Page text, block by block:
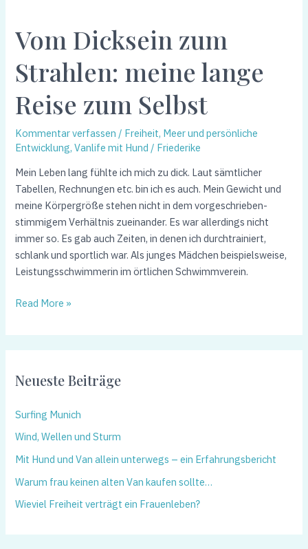
Vom Dicksein zum
Strahlen: meine lange
Reise zum Selbst
Kommentar verfassen / Freiheit, Meer und persönliche
Entwicklung,Vanlife mit Hund / Friederike
Mein Leben lang fühlte ich mich zu dick. Laut sämtlicher
Tabellen, Rechnungen etc. bin ich es auch. Mein Gewicht und
meine Körpergröße stehen nicht in dem vorgeschrieben-
stimmigem Verhältnis zueinander. Es war allerdings nicht
immer so. Es gab auch Zeiten, in denen ich durchtrainiert,
schlank und sportlich war. Als junges Mädchen beispielsweise,
Leistungsschwimmerin im örtlichen Schwimmverein.
zum
Strahlen:
meine
lange
Reise
zum
Selbst
Read More »
Neueste Beiträge
Surfing Munich
Wind, Wellen und Sturm
Mit Hund und Van allein unterwegs – ein Erfahrungsbericht
Warum frau keinen alten Van kaufen sollte…
Wieviel Freiheit verträgt ein Frauenleben?